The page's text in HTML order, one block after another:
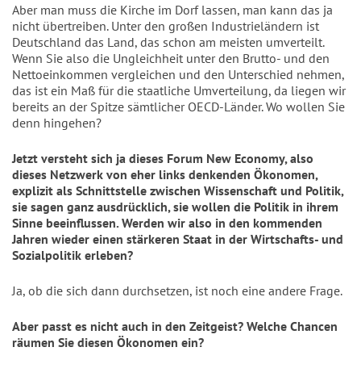
Aber man muss die Kirche im Dorf lassen, man kann das ja
nicht übertreiben. Unter den großen Industrieländern ist
Deutschland das Land, das schon am meisten umverteilt.
Wenn Sie also die Ungleichheit unter den Brutto- und den
Nettoeinkommen vergleichen und den Unterschied nehmen,
das ist ein Maß für die staatliche Umverteilung, da liegen wir
bereits an der Spitze sämtlicher OECD-Länder. Wo wollen Sie
denn hingehen?
Jetzt versteht sich ja dieses Forum New Economy, also
dieses Netzwerk von eher links denkenden Ökonomen,
explizit als Schnittstelle zwischen Wissenschaft und Politik,
sie sagen ganz ausdrücklich, sie wollen die Politik in ihrem
Sinne beeinflussen. Werden wir also in den kommenden
Jahren wieder einen stärkeren Staat in der Wirtschafts- und
Sozialpolitik erleben?
Ja, ob die sich dann durchsetzen, ist noch eine andere Frage.
Aber passt es nicht auch in den Zeitgeist? Welche Chancen
räumen Sie diesen Ökonomen ein?